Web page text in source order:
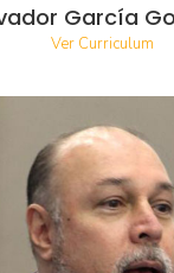
García
Ver Curriculum